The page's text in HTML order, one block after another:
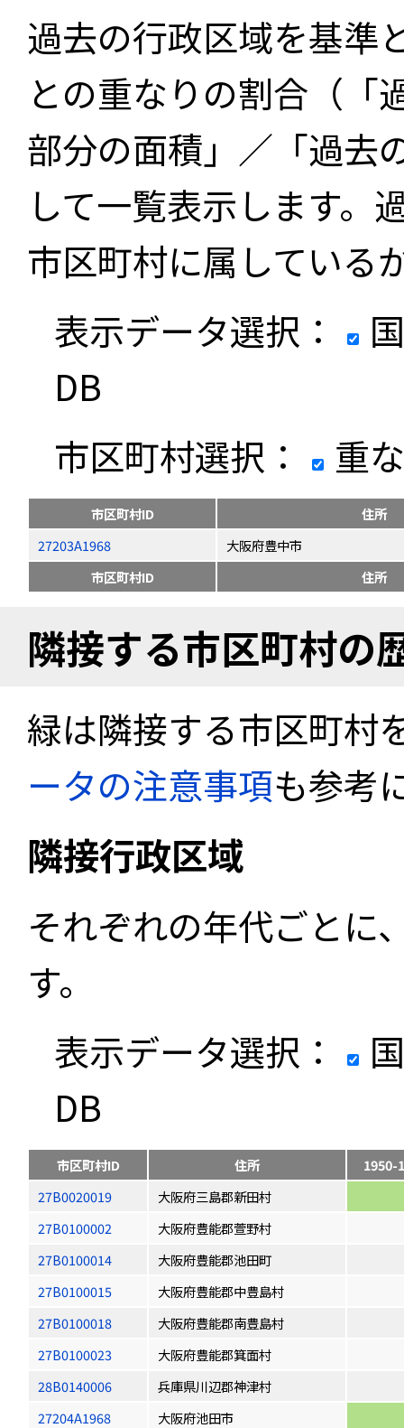
過去の行政区域を基準
との重なりの割合（「
部分の面積」／「過去
して一覧表示します。
市区町村に属している
表示データ選択：
DB
市区町村選択：
重
市区町村ID
住所
27203A1968
大阪府豊中市
市区町村ID
住所
隣接する市区町村の
緑は隣接する市区町村
ータの注意事項も参考
隣接行政区域
それぞれの年代ごとに
す。
表示データ選択：
DB
市区町村ID 住所
1950-
27B0020019
大阪府三島郡新田村
27B0100002
大阪府豊能郡萱野村
27B0100014
大阪府豊能郡池田町
27B0100015
大阪府豊能郡中豊島村
27B0100018
大阪府豊能郡南豊島村
27B0100023
大阪府豊能郡箕面村
28B0140006
兵庫県川辺郡神津村
27204A1968
大阪府池田市